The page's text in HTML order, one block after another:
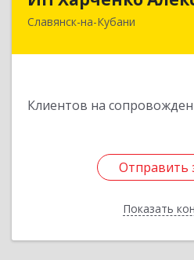
Славянск-на-Кубани
Клиентов на
Отправить
Показать
353 579, Краснодарский
Отправить
Назад